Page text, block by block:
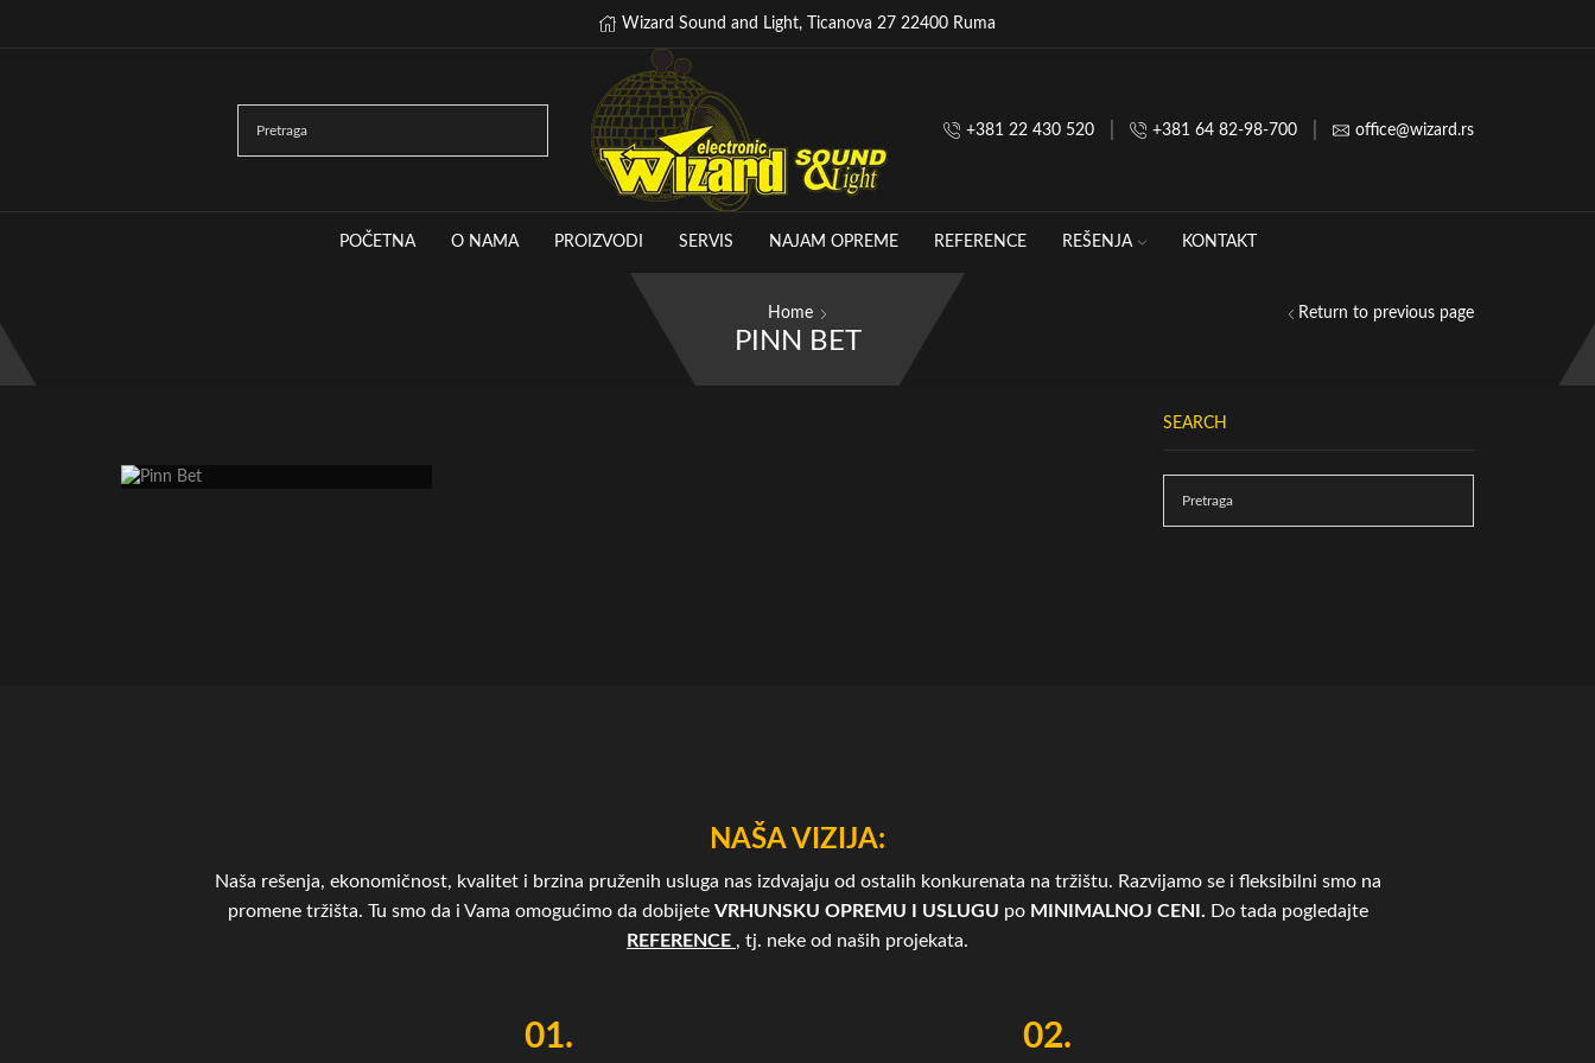
Wizard Sound and Light, Ticanova 27 22400 Ruma
+381 22 430 520 +381 64 82-98-700 office@wizard.rs
POČETNA O NAMA PROIZVODI SERVIS NAJAM OPREME REFERENCE REŠENJA KONTAKT
Return to previous page
Home
PINN BET
SEARCH
NAŠA VIZIJA:
Naša rešenja, ekonomičnost, kvalitet i brzina pruženih usluga nas izdvajaju od ostalih konkurenata na tržištu. Razvijamo se i fleksibilni smo na
promene tržišta. Tu smo da i Vama omogućimo da dobijete VRHUNSKU OPREMU I USLUGU po MINIMALNOJ CENI. Do tada pogledajte
REFERENCE , tj. neke od naših projekata.
01. 02.